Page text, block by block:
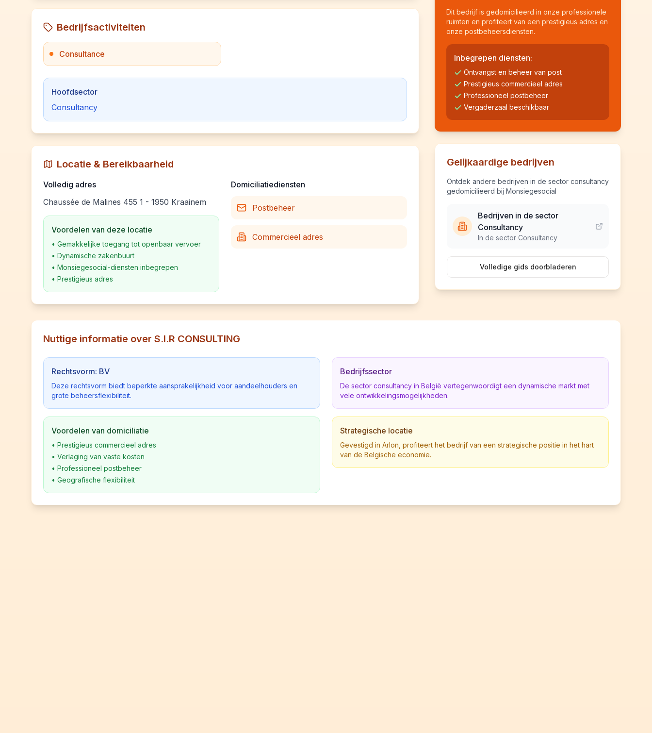
Bedrijfsactiviteiten
Consultance
Hoofdsector
Consultancy
Locatie & Bereikbaarheid
Volledig adres
Chaussée de Malines 455 1 - 1950 Kraainem
Voordelen van deze locatie
• Gemakkelijke toegang tot openbaar vervoer
• Dynamische zakenbuurt
• Monsiegesocial-diensten inbegrepen
• Prestigieus adres
Domiciliatiediensten
Postbeheer
Commercieel adres
Dit bedrijf is gedomicilieerd in onze professionele
ruimten en profiteert van een prestigieus adres en
onze postbeheersdiensten.
Inbegrepen diensten:
Ontvangst en beheer van post
Prestigieus commercieel adres
Professioneel postbeheer
Vergaderzaal beschikbaar
Gelijkaardige bedrijven
Ontdek andere bedrijven in de sector consultancy
gedomicilieerd bij Monsiegesocial
Bedrijven in de sector
Consultancy
In de sector Consultancy
Volledige gids doorbladeren
Nuttige informatie over S.I.R CONSULTING
Rechtsvorm: BV
Deze rechtsvorm biedt beperkte aansprakelijkheid voor aandeelhouders en
grote beheersflexibiliteit.
Voordelen van domiciliatie
• Prestigieus commercieel adres
• Verlaging van vaste kosten
• Professioneel postbeheer
• Geografische flexibiliteit
Bedrijfssector
De sector consultancy in België vertegenwoordigt een dynamische markt met
vele ontwikkelingsmogelijkheden.
Strategische locatie
Gevestigd in Arlon, profiteert het bedrijf van een strategische positie in het hart
van de Belgische economie.